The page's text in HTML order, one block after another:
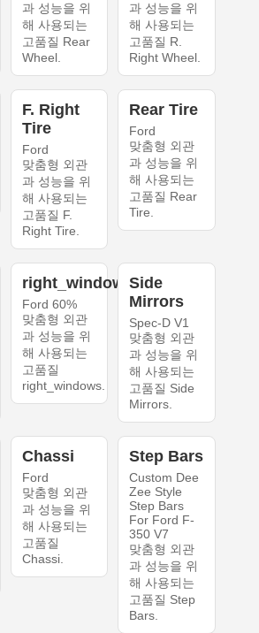
과 성능을 위
해 사용되는
고품질 Rear
Wheel.
과 성능을 위
해 사용되는
고품질 R.
Right Wheel.
F. Right
Tire
Ford
맞춤형 외관
과 성능을 위
해 사용되는
고품질 F.
Right Tire.
Rear Tire
Ford
맞춤형 외관
과 성능을 위
해 사용되는
고품질 Rear
Tire.
right_windows
Ford 60%
맞춤형 외관
과 성능을 위
해 사용되는
고품질
right_windows.
Side
Mirrors
Spec-D V1
맞춤형 외관
과 성능을 위
해 사용되는
고품질 Side
Mirrors.
Chassi
Ford
맞춤형 외관
과 성능을 위
해 사용되는
고품질
Chassi.
Step Bars
Custom Dee
Zee Style
Step Bars
For Ford F-
350 V7
맞춤형 외관
과 성능을 위
해 사용되는
고품질 Step
Bars.